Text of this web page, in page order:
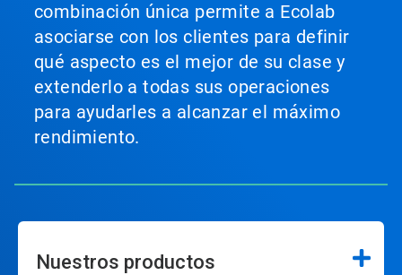
combinación única permite a Ecolab
asociarse con los clientes para definir
qué aspecto es el mejor de su clase y
extenderlo a todas sus operaciones
para ayudarles a alcanzar el máximo
rendimiento.
Nuestros productos